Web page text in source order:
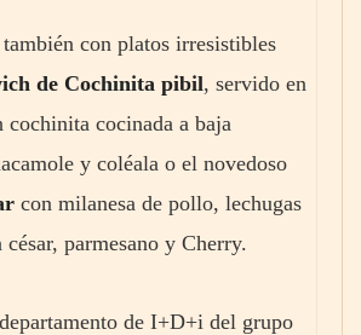
con platos irresistibles
de Cochinita pibil, servido en
cochinita cocinada a baja
y coléala o el novedoso
con milanesa de pollo, lechugas
parmesano y Cherry.
de I+D+i del grupo